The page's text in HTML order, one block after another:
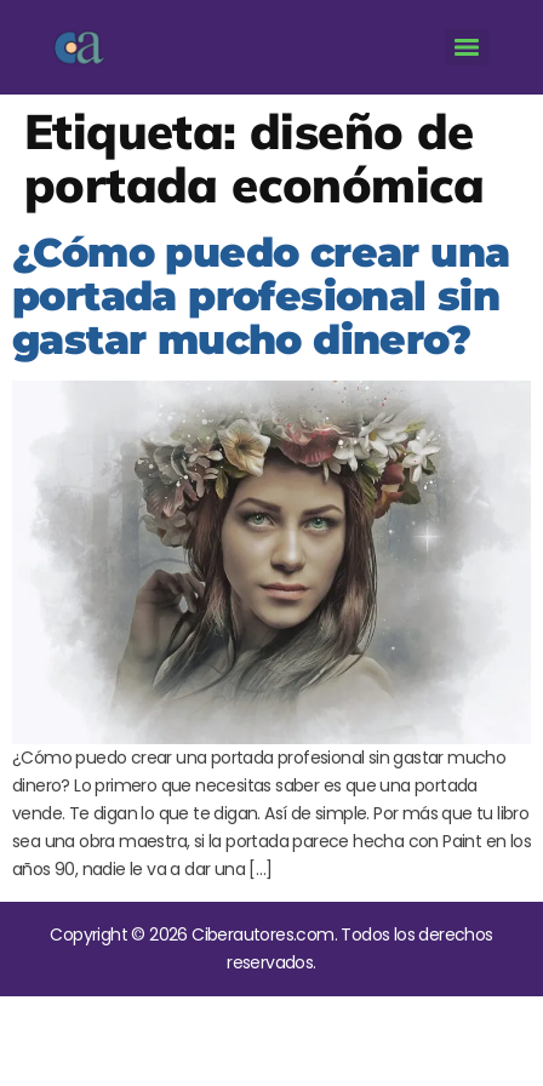
Etiqueta: diseño de
portada económica
¿Cómo puedo crear una
portada profesional sin
gastar mucho dinero?
¿Cómo puedo crear una portada profesional sin gastar mucho
dinero? Lo primero que necesitas saber es que una portada
vende. Te digan lo que te digan. Así de simple. Por más que tu libro
sea una obra maestra, si la portada parece hecha con Paint en los
años 90, nadie le va a dar una […]
Copyright © 2026 Ciberautores.com. Todos los derechos
reservados.